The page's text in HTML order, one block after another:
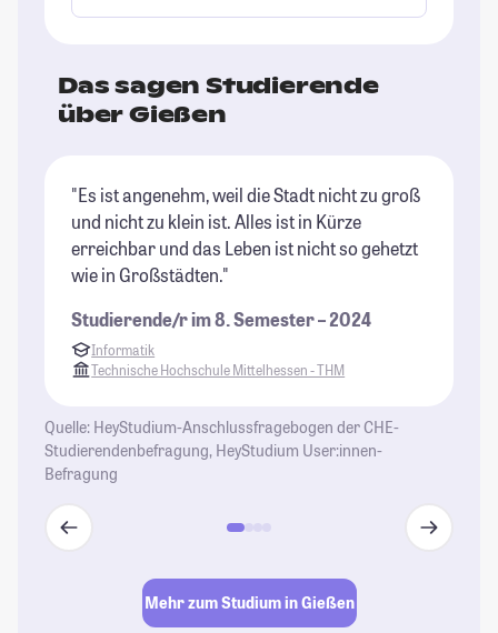
Das sagen Studierende
über Gießen
"Es ist angenehm, weil die Stadt nicht zu groß
und nicht zu klein ist. Alles ist in Kürze
erreichbar und das Leben ist nicht so gehetzt
wie in Großstädten."
Studierende/r im 8. Semester – 2024
Informatik
Technische Hochschule Mittelhessen - THM
Quelle: HeyStudium-Anschlussfragebogen der CHE-
Studierendenbefragung, HeyStudium User:innen-
Befragung
Mehr zum Studium in Gießen